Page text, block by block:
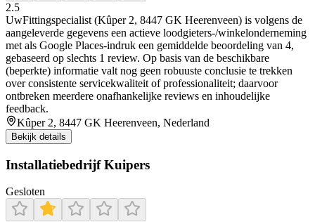
2.5
UwFittingspecialist (Kûper 2, 8447 GK Heerenveen) is volgens de
aangeleverde gegevens een actieve loodgieters-/winkelonderneming
met als Google Places-indruk een gemiddelde beoordeling van 4,
gebaseerd op slechts 1 review. Op basis van de beschikbare
(beperkte) informatie valt nog geen robuuste conclusie te trekken
over consistente servicekwaliteit of professionaliteit; daarvoor
ontbreken meerdere onafhankelijke reviews en inhoudelijke
feedback.
Kûper 2, 8447 GK Heerenveen, Nederland
Bekijk details
Installatiebedrijf Kuipers
Gesloten